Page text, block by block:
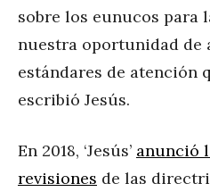
sobre los eunucos para
nuestra oportunidad de
estándares de atención
escribió Jesús.
En 2018, ‘Jesús’ anunció
revisiones de las